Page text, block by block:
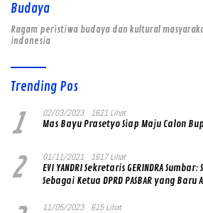
Budaya
Ragam peristiwa budaya dan kultural
indonesia
Trending Pos
1 02/03/2023 1621 Lihat
Mas Bayu Prasetyo Siap Maju Calon
2 01/11/2021 1617 Lihat
EVI YANDRI Sekretaris GERINDRA
Sebagai Ketua DPRD PASBAR yang Baru
11/05/2023 615 Lihat